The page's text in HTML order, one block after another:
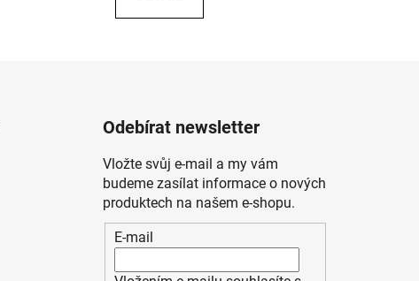
Odebírat newsletter
Vložte svůj e-mail a my vám
budeme zasílat informace o nových
produktech na našem e-shopu.
E-mail